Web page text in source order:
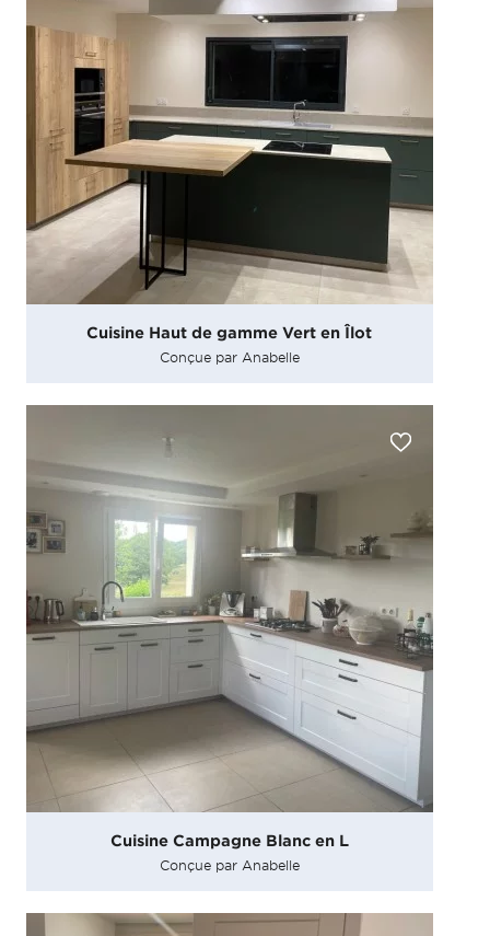
Cuisine Haut de gamme Vert en Îlot
Conçue par Anabelle
Cuisine Campagne Blanc en L
Conçue par Anabelle